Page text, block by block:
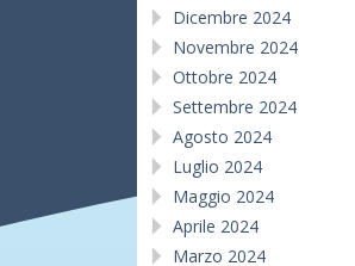
Dicembre 2024
Novembre 2024
Ottobre 2024
Settembre 2024
Agosto 2024
Luglio 2024
Maggio 2024
Aprile 2024
Marzo 2024